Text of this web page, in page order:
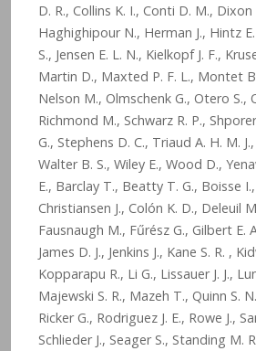
D. R., Collins K. I., Conti D. M., Dixon
Haghighipour N., Herman J., Hintz
S., Jensen E. L. N., Kielkopf J. F.,
Martin D., Maxted P. F. L., Montet
Nelson M., Olmschenk G., Otero S.,
Richmond M., Schwarz R. P.,
G., Stephens D. C., Triaud A. H. M.
Walter B. S., Wiley E., Wood D.,
E., Barclay T., Beatty T. G., Boisse
Christiansen J., Colón K. D., Deleuil
Fausnaugh M., Fűrész G., Gilbert E.
James D. J., Jenkins J., Kane S. R. ,
Kopparapu R., Li G., Lissauer J. J.,
Majewski S. R., Mazeh T., Quinn S.
Ricker G., Rodriguez J. E., Rowe J.,
Schlieder J., Seager S., Standing M.